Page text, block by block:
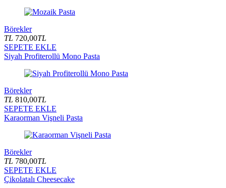
Börekler
TL 720,00TL
SEPETE EKLE
Siyah Profiterollü Mono Pasta
Börekler
TL 810,00TL
SEPETE EKLE
Karaorman Vişneli Pasta
Börekler
TL 780,00TL
SEPETE EKLE
Çikolatalı Cheesecake